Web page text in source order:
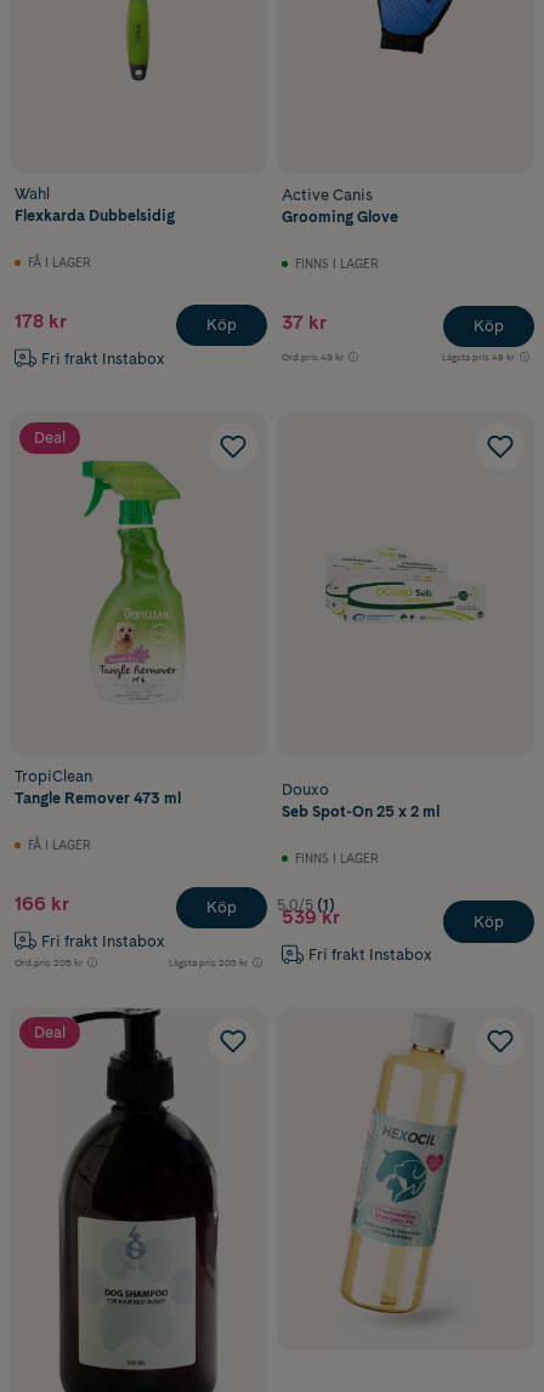
Wahl
Flexkarda Dubbelsidig
FÅ I LAGER
178 kr
Fri frakt Instabox
Köp
Active Canis
Grooming Glove
FINNS I LAGER
37 kr
Ord.pris 49 kr Lägsta pris 48 kr
Köp
Deal
TropiClean
Tangle Remover 473 ml
FÅ I LAGER
166 kr
Fri frakt Instabox
Ord.pris 205 kr Lägsta pris 203 kr
Köp
Douxo
Seb Spot-On 25 x 2 ml
FINNS I LAGER
5.0/5 (1)
539 kr
Fri frakt Instabox
Köp
Deal